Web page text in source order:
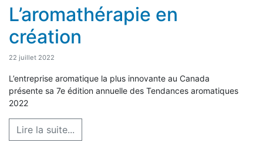
L’aromathérapie en
création
22 juillet 2022
L’entreprise aromatique la plus innovante au Canada
présente sa 7e édition annuelle des Tendances aromatiques
2022
Lire la suite...